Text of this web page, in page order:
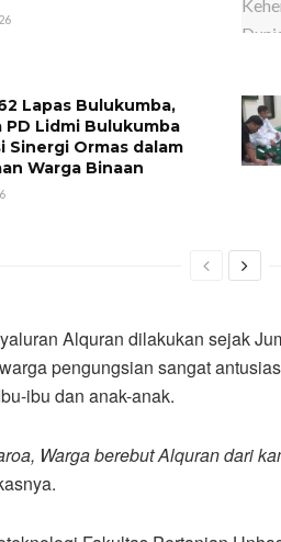
Lapas Bulukumba,
PD Lidmi Bulukumba
Sinergi Ormas dalam
Warga Binaan
Alquran dilakukan sejak
pengungsian sangat
ibu dan anak-anak.
Warga berebut Alquran dari